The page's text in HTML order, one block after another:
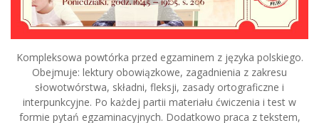
Kompleksowa powtórka przed egzaminem z języka polskiego.
Obejmuje: lektury obowiązkowe, zagadnienia z zakresu
słowotwórstwa, składni, fleksji, zasady ortograficzne i
interpunkcyjne. Po każdej partii materiału ćwiczenia i test w
formie pytań egzaminacyjnych. Dodatkowo praca z tekstem,